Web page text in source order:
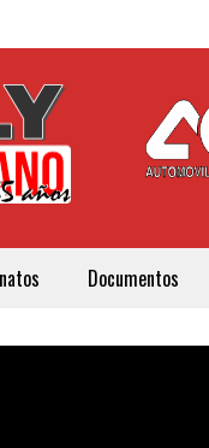
Documentos